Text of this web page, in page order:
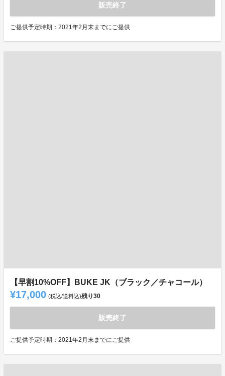
販売終了
ご提供予定時期：2021年2月末までにご提供
【早割10%OFF】BUKE JK（ブラック／チャコール）
¥17,000 (税込/送料込)残り30
販売終了
ご提供予定時期：2021年2月末までにご提供